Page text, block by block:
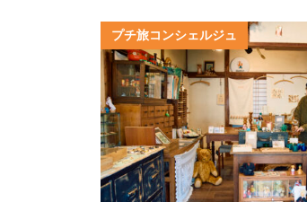
プチ旅コンシェルジュ